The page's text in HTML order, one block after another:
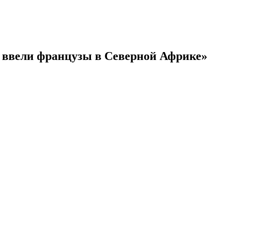
ввели французы в Северной Африке»